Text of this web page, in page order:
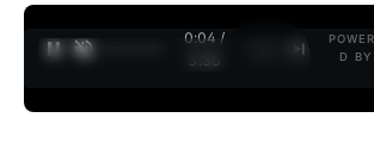
0:04 /
3:35
D BY